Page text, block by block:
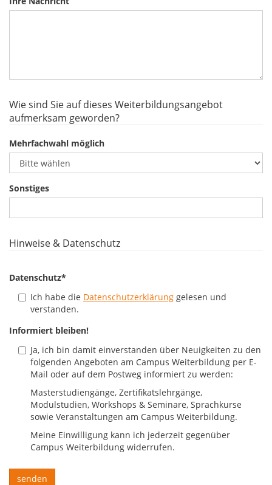
Wie sind Sie auf dieses Weiterbildungsangebot
aufmerksam geworden?
Mehrfachwahl möglich
Sonstiges
Hinweise & Datenschutz
Datenschutz*
Ich habe die Datenschutzerklärung gelesen und
verstanden.
Informiert bleiben!
Ja, ich bin damit einverstanden über Neuigkeiten zu den
folgenden Angeboten am Campus Weiterbildung per E-
Mail oder auf dem Postweg informiert zu werden:
Masterstudiengänge, Zertifikatslehrgänge,
Modulstudien, Workshops & Seminare, Sprachkurse
sowie Veranstaltungen am Campus Weiterbildung.
Meine Einwilligung kann ich jederzeit gegenüber
Campus Weiterbildung widerrufen.